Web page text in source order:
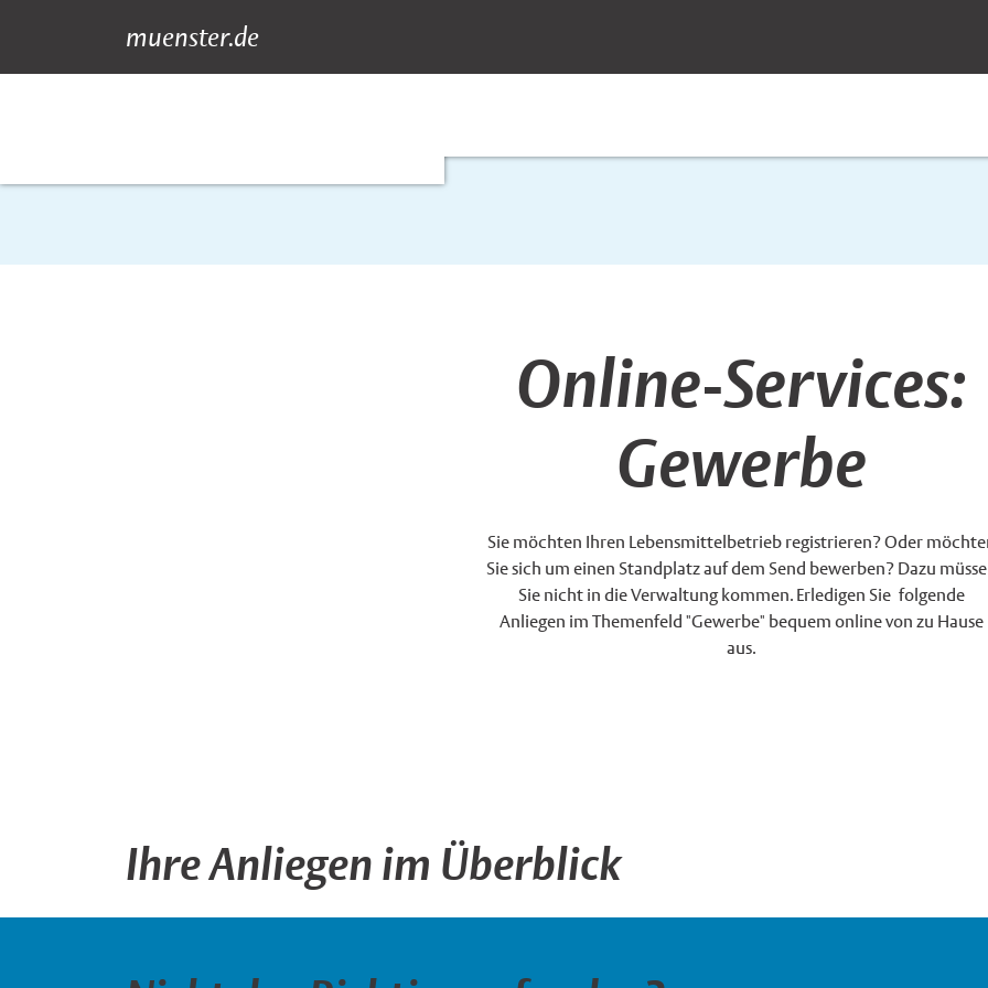
muenster.de
Online-Services:
Gewerbe
Sie möchten Ihren Lebensmittelbetrieb registrieren? Oder
Sie sich um einen Standplatz auf dem Send bewerben? Dazu
Sie nicht in die Verwaltung kommen. Erledigen Sie folgende
Anliegen im Themenfeld "Gewerbe" bequem online von zu Hause
aus.
Ihre Anliegen im Überblick